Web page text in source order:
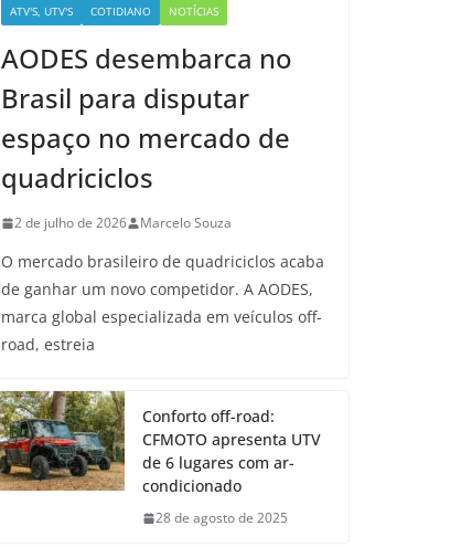
ATV'S, UTV'S COTIDIANO NOTÍCIAS
AODES desembarca no
Brasil para disputar
espaço no mercado de
quadriciclos
2 de julho de 2026 Marcelo Souza
O mercado brasileiro de quadriciclos acaba
de ganhar um novo competidor. A AODES,
marca global especializada em veículos off-
road, estreia
Conforto off-road:
CFMOTO apresenta UTV
de 6 lugares com ar-
condicionado
28 de agosto de 2025